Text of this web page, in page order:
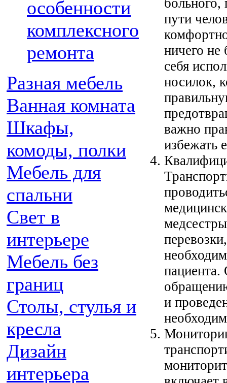
особенности
комплексного
ремонта
Разная мебель
Ванная комната
Шкафы,
комоды, полки
Мебель для
спальни
Свет в
интерьере
Мебель без
границ
Столы, стулья и
кресла
Дизайн
интерьера
пути
ничего не
себя
носилок,
важно
избежать
и